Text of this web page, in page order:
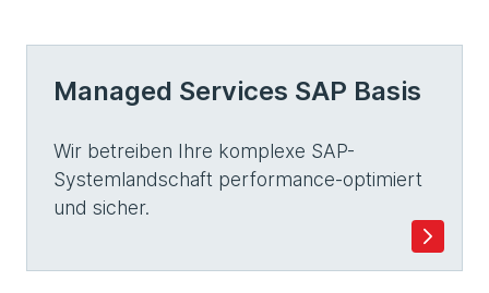
Managed Services SAP Basis
Wir betreiben Ihre komplexe SAP-
Systemlandschaft performance-optimiert
und sicher.